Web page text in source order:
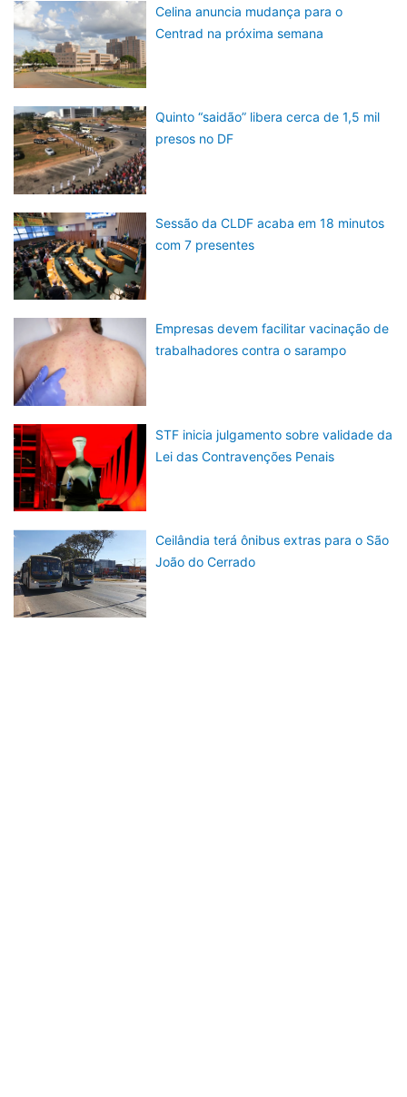
Celina anuncia mudança para o
Centrad na próxima semana
Quinto “saidão” libera cerca de 1,5 mil
presos no DF
Sessão da CLDF acaba em 18 minutos
com 7 presentes
Empresas devem facilitar vacinação de
trabalhadores contra o sarampo
STF inicia julgamento sobre validade da
Lei das Contravenções Penais
Ceilândia terá ônibus extras para o São
João do Cerrado